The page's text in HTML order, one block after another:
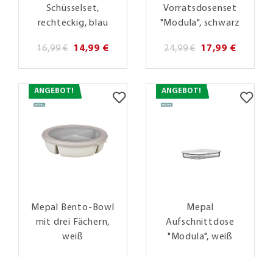
Schüsselset,
rechteckig, blau
16,99 € 14,99 €
Vorratsdosenset
"Modula", schwarz
24,99 € 17,99 €
ANGEBOT!
Mepal Bento-Bowl
mit drei Fächern,
weiß
ANGEBOT!
Mepal
Aufschnittdose
"Modula", weiß